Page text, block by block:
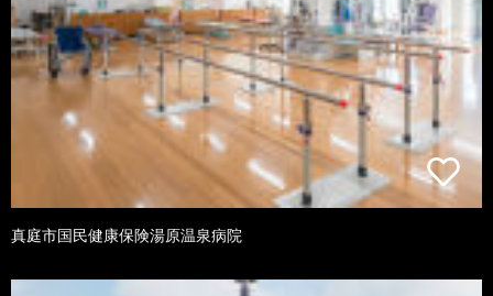
真庭市国民健康保険湯原温泉病院